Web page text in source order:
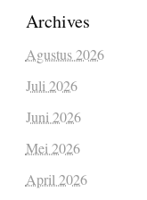
Archives
Agustus 2026
Juli 2026
Juni 2026
Mei 2026
April 2026